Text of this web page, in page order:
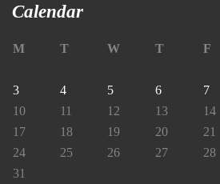
Calendar
M T W T F
3
4 5 6 7
10
11 12 13 14
17
18 19 20 21
24
25 26 27 28
31